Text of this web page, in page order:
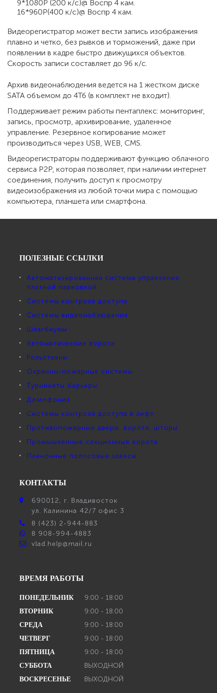
9*1080Р (200 к/с)@ Воспр 4 кам.
16*960P(400 к/с)@ Воспр 4 кам.
Видеорегистратор может вести запись изображения
плавно и четко, без рывков и торможений, даже при
появлении в кадре быстро движущихся объектов.
Скорость записи составляет до 96 к/с.
Архив видеонаблюдения ведется на 1 жестком диске
SATA объемом до 4Тб (в комплект не входит).
Поддерживает режим работы пентаплекс: мониторинг,
запись, просмотр, архивирование, удаленное
управление. Резервное копирование может
производиться через USB, WEB, CMS.
Видеорегистраторы поддерживают функцию облачного
сервиса P2P, которая позволяет, при наличии интернет
соединения, получить доступ к просмотру
видеоизображения из любой точки мира с помощью
компьютера, планшета или смартфона.
ПОЛЕЗНЫЕ ССЫЛКИ
Автоматизированная система управления
платной парковкой
Системы контроля доступа
Системы видеонаблюдения
Шлагбаумы
Автоматические ворота
Рольставни
Охранно-пожарные системы
Турникеты барьеры
Домофония
Системы контроля доступа в лифт
Противопожарные двери, ворота, шторы
Промышленные секционные ворота
Пленочные полосовые завесы
КОНТАКТЫ
690012, г. Владивосток
ул. Калинина 42/7 офис 3
8 (423) 2-944-883
8 908-994-4883
vlad.help@mail.ru
ВРЕМЯ РАБОТЫ
ПОНЕДЕЛЬНИК 9:00 - 18:00
ВТОРНИК 9:00 - 18:00
СРЕДА 9:00 - 18:00
ЧЕТВЕРГ 9:00 - 18:00
ПЯТНИЦА 9:00 - 18:00
СУББОТА ВЫХОДНОЙ
ВОСКРЕСЕНЬЕ ВЫХОДНОЙ